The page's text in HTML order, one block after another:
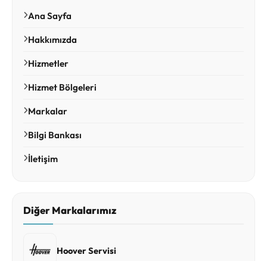
Ana Sayfa
Hakkımızda
Hizmetler
Hizmet Bölgeleri
Markalar
Bilgi Bankası
İletişim
Diğer Markalarımız
Hoover Servisi